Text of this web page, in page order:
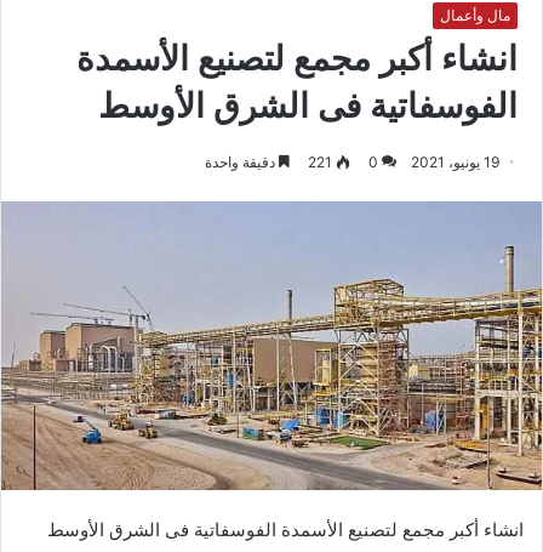
مال وأعمال
انشاء أكبر مجمع لتصنيع الأسمدة
الفوسفاتية فى الشرق الأوسط
19 يونيو، 2021 0
221 دقيقة واحدة
انشاء أكبر مجمع لتصنيع الأسمدة الفوسفاتية فى الشرق الأوسط